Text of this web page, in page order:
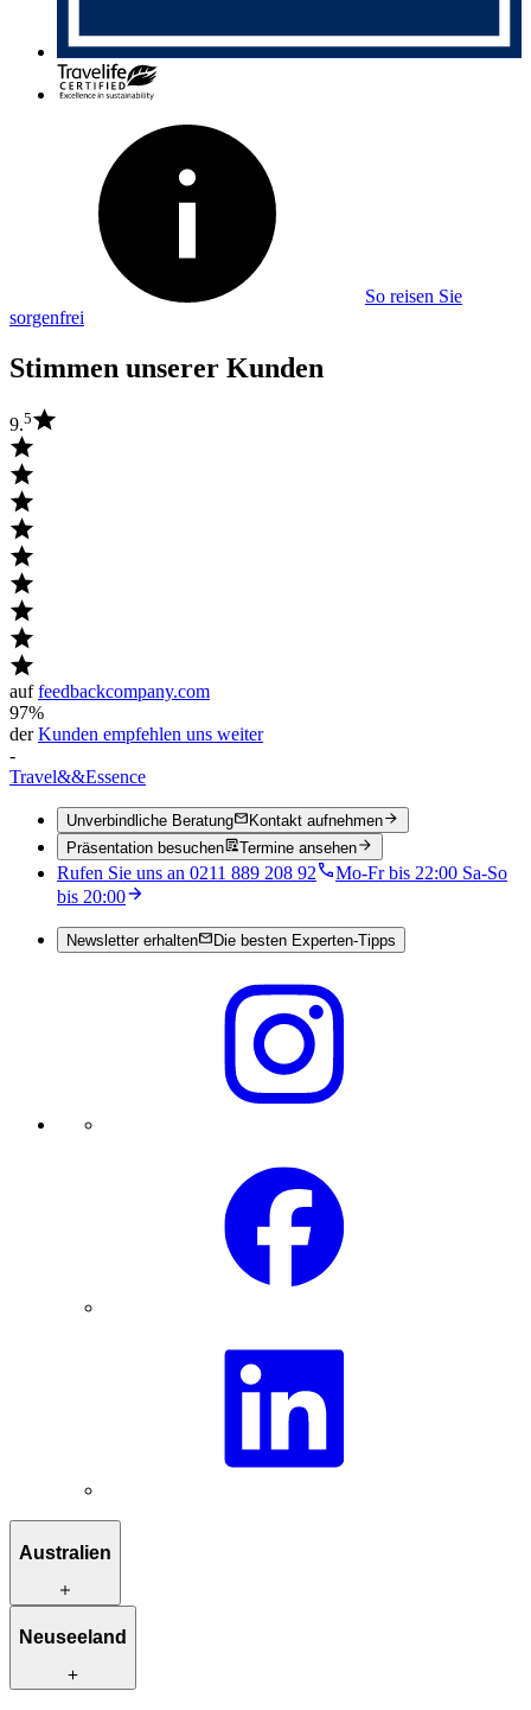
So reisen Sie
sorgenfrei
Stimmen unserer Kunden
9.5
auffeedbackcompany.com
97%
derKunden empfehlen uns weiter
-
Travel&&Essence
Unverbindliche Beratung
Kontakt aufnehmen
Präsentation besuchen
Termine ansehen
Rufen Sie uns an 0211 889 208 92
Mo-Fr bis 22:00 Sa-So
bis 20:00
Newsletter erhalten Die besten Experten-Tipps
Australien
Reiserouten zur Inspiration
Einzigartige Aktivitäten
Neuseeland